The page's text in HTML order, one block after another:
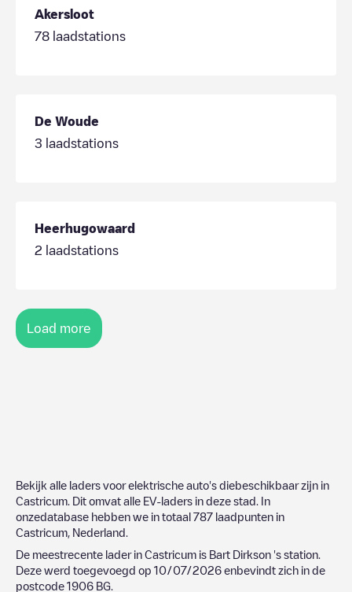
Akersloot
78 laadstations
De Woude
3 laadstations
Heerhugowaard
2 laadstations
Load more
Bekijk alle laders voor elektrische auto's diebeschikbaar zijn in
Castricum . Dit omvat alle EV-laders in deze stad. In
onzedatabase hebben we in totaal 787 laadpunten in
Castricum Nederland
De meestrecente lader in Castricum is Bart Dirkson 's station
Deze werd toegevoegd op 10/07/2026 enbevindt zich in de
postcode 1906 BG